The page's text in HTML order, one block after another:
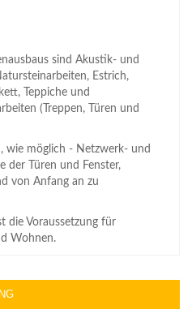
sind Akustik- und
Estrich,
Teppiche und
(Treppen, Türen und
wie möglich - Netzwerk- und
der Türen und Fenster,
von Anfang an zu
die Voraussetzung für
Wohnen.